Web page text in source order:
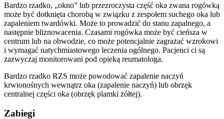
Bardzo rzadko, „okno” lub przezroczysta część oka zwana rogówką
może być dotknięta chorobą w związku z zespołem suchego oka lub
zapaleniem twardówki. Może to prowadzić do stanu zapalnego, a
następnie bliznowacenia. Czasami rogówka może być cieńsza w
centrum lub na obwodzie, co może potencjalnie zagrażać wzrokowi
i wymagać natychmiastowego leczenia ogólnego. Pacjenci ci są
zazwyczaj monitorowani pod opieką reumatologa.
Bardzo rzadko RZS może powodować zapalenie naczyń
krwionośnych wewnątrz oka (zapalenie naczyń) lub obrzęk
centralnej części oka (obrzęk plamki żółtej).
Zabiegi